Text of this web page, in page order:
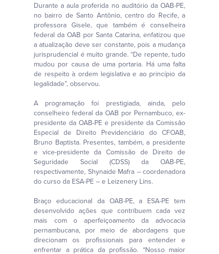
Durante a aula proferida no auditório da OAB-PE,
no bairro de Santo Antônio, centro do Recife, a
professora Gisele, que também é conselheira
federal da OAB por Santa Catarina, enfatizou que
a atualização deve ser constante, pois a mudança
jurisprudencial é muito grande. “De repente, tudo
mudou por causa de uma portaria. Há uma falta
de respeito à ordem legislativa e ao princípio da
legalidade”, observou.
A programação foi prestigiada, ainda, pelo
conselheiro federal da OAB por Pernambuco, ex-
presidente da OAB-PE e presidente da Comissão
Especial de Direito Previdenciário do CFOAB,
Bruno Baptista. Presentes, também, a presidente
e vice-presidente da Comissão de Direito de
Seguridade Social (CDSS) da OAB-PE,
respectivamente, Shynaide Mafra – coordenadora
do curso da ESA-PE – e Leizenery Lins.
Braço educacional da OAB-PE, a ESA-PE tem
desenvolvido ações que contribuem cada vez
mais com o aperfeiçoamento da advocacia
pernambucana, por meio de abordagens que
direcionam os profissionais para entender e
enfrentar a prática da profissão. “Nosso maior